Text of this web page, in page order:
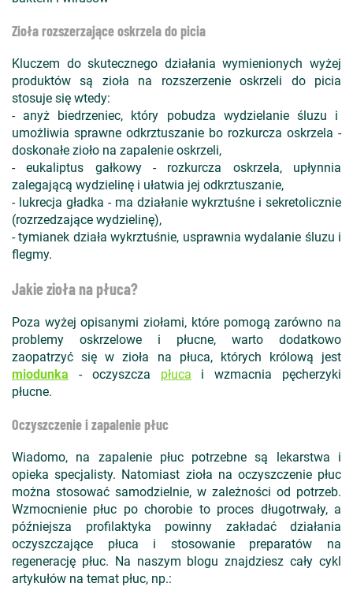
Zioła rozszerzające oskrzela do picia
Kluczem do skutecznego działania wymienionych wyżej
produktów są zioła na rozszerzenie oskrzeli do picia
stosuje się wtedy:
- anyż biedrzeniec, który pobudza wydzielanie śluzu i
umożliwia sprawne odkrztuszanie bo rozkurcza oskrzela -
doskonałe zioło na zapalenie oskrzeli,
- eukaliptus gałkowy - rozkurcza oskrzela, upłynnia
zalegającą wydzielinę i ułatwia jej odkrztuszanie,
- lukrecja gładka - ma działanie wykrztuśne i sekretolicznie
(rozrzedzające wydzielinę),
- tymianek działa wykrztuśnie, usprawnia wydalanie śluzu i
flegmy.
Jakie zioła na płuca?
Poza wyżej opisanymi ziołami, które pomogą zarówno na
problemy oskrzelowe i płucne, warto dodatkowo
zaopatrzyć się w zioła na płuca, których królową jest
miodunka - oczyszcza płuca i wzmacnia pęcherzyki
płucne.
Oczyszczenie i zapalenie płuc
Wiadomo, na zapalenie płuc potrzebne są lekarstwa i
opieka specjalisty. Natomiast zioła na oczyszczenie płuc
można stosować samodzielnie, w zależności od potrzeb.
Wzmocnienie płuc po chorobie to proces długotrwały, a
późniejsza profilaktyka powinny zakładać działania
oczyszczające płuca i stosowanie preparatów na
regenerację płuc. Na naszym blogu znajdziesz cały cykl
artykułów na temat płuc, np.: